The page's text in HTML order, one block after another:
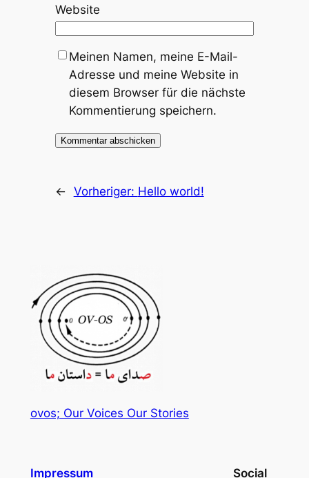
Website
Meinen Namen, meine E-Mail-
Adresse und meine Website in
diesem Browser für die nächste
Kommentierung speichern.
← Vorheriger: Hello world!
ovos; Our Voices Our Stories
Impressum Social